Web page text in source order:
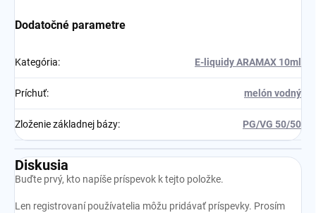
Dodatočné parametre
Kategória: E-liquidy ARAMAX 10ml
Príchuť: melón vodný
Zloženie základnej bázy: PG/VG 50/50
Diskusia
Buďte prvý, kto napíše príspevok k tejto položke.
Len registrovaní používatelia môžu pridávať príspevky. Prosím